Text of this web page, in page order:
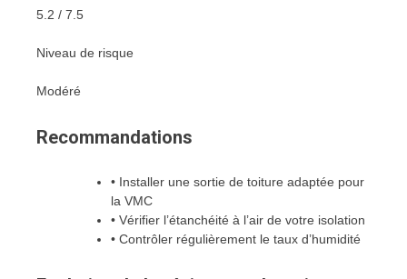
5.2 / 7.5
Niveau de risque
Modéré
Recommandations
• Installer une sortie de toiture adaptée pour
la VMC
• Vérifier l’étanchéité à l’air de votre isolation
• Contrôler régulièrement le taux d’humidité